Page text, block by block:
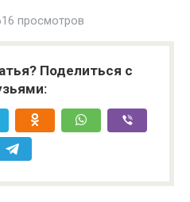
просмотров
Поделиться с